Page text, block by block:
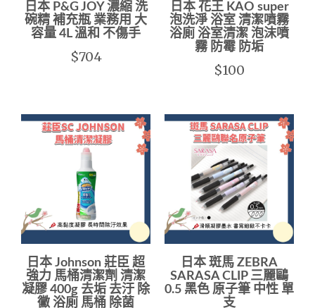
日本 P&G JOY 濃縮 洗
碗精 補充瓶 業務用 大
容量 4L 溫和 不傷手
$704
日本 花王 KAO super
泡洗淨 浴室 清潔噴霧
浴廁 浴室清潔 泡沫噴
霧 防霉 防垢
$100
日本 Johnson 莊臣 超
強力 馬桶清潔劑 清潔
凝膠 400g 去垢 去汙 除
黴 浴廁 馬桶 除菌
日本 斑馬 ZEBRA
SARASA CLIP 三麗鷗
0.5 黑色 原子筆 中性 單
支